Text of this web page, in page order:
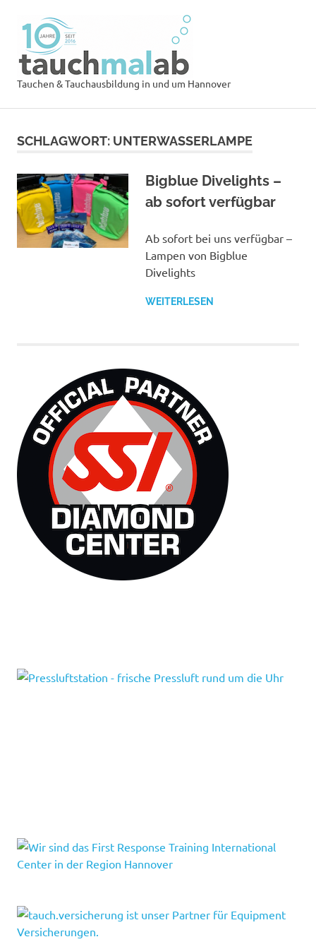
Inhalt
springen
Tauchen & Tauchausbildung in und um Hannover
SCHLAGWORT: UNTERWASSERLAMPE
Bigblue Divelights –
ab sofort verfügbar
Ab sofort bei uns verfügbar –
Lampen von Bigblue
Divelights
WEITERLESEN